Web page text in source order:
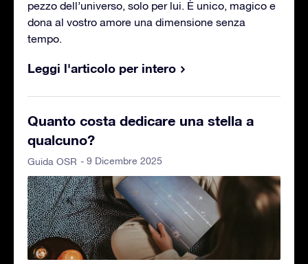
pezzo dell’universo, solo per lui. È unico, magico e
dona al vostro amore una dimensione senza
tempo.
Leggi l'articolo per intero
Quanto costa dedicare una stella a
qualcuno?
Guida OSR - 9 Dicembre 2025